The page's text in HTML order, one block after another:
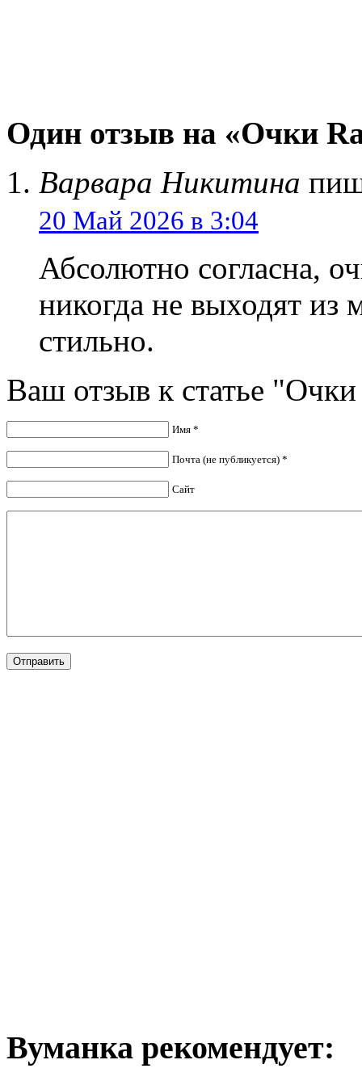
Один отзыв на «Очки
Варвара Никитина
20 Май 2026 в 3:04
Абсолютно согласна,
никогда не выходят из
стильно.
Ваш отзыв к статье
Имя *
Почта (не публикуется) *
Сайт
Вуманка рекомендует: